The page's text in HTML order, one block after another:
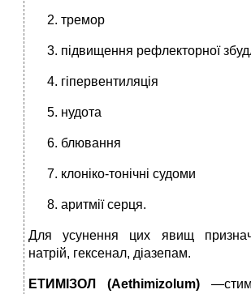
тремор
підвищення рефлекторної
гіпервентиляція
нудота
блювання
клоніко-тонічні судоми
аритмії серця.
Для усунення цих явищ
натрій, гексенал, діазепам.
ЕТИМІЗОЛ (Aethimizolum)